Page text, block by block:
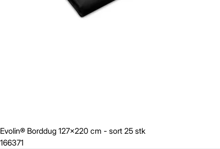
Evolin® Borddug 127x220 cm - sort 25 stk
166371